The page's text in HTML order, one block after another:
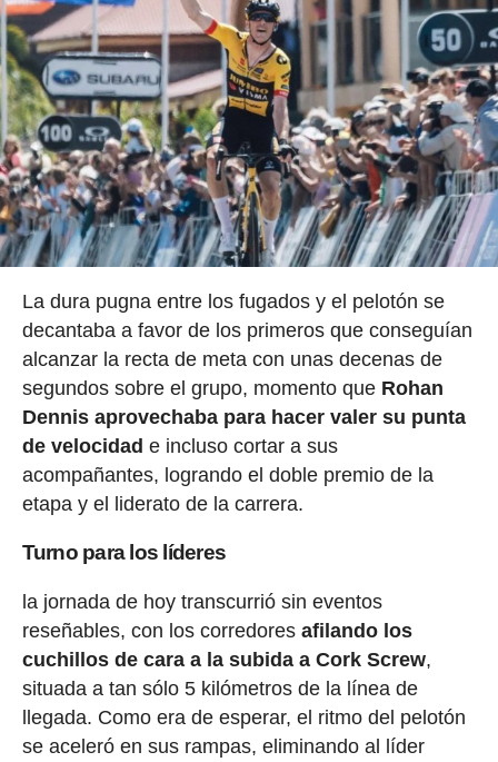
La dura pugna entre los fugados y el pelotón se
decantaba a favor de los primeros que conseguían
alcanzar la recta de meta con unas decenas de
segundos sobre el grupo, momento que Rohan
Dennis aprovechaba para hacer valer su punta
de velocidad e incluso cortar a sus
acompañantes, logrando el doble premio de la
etapa y el liderato de la carrera.
Turno para los líderes
la jornada de hoy transcurrió sin eventos
reseñables, con los corredores afilando los
cuchillos de cara a la subida a Cork Screw,
situada a tan sólo 5 kilómetros de la línea de
llegada. Como era de esperar, el ritmo del pelotón
se aceleró en sus rampas, eliminando al líder